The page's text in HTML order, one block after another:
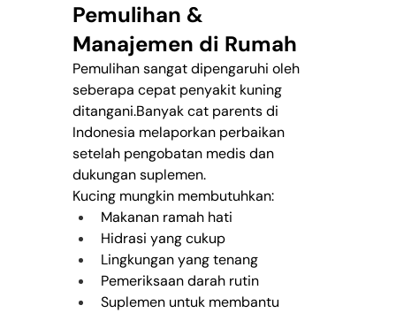
Pemulihan &
Manajemen di Rumah
Pemulihan sangat dipengaruhi oleh
seberapa cepat penyakit kuning
ditangani.Banyak cat parents di
Indonesia melaporkan perbaikan
setelah pengobatan medis dan
dukungan suplemen.
Kucing mungkin membutuhkan:
Makanan ramah hati
Hidrasi yang cukup
Lingkungan yang tenang
Pemeriksaan darah rutin
Suplemen untuk membantu